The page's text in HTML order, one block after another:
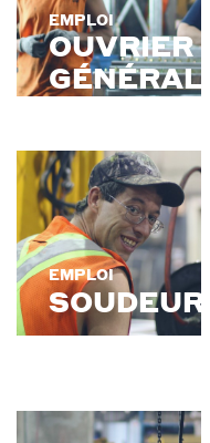
EMPLOI
OUVRIER
GÉNÉRAL
EMPLOI
EMPLOI
SOUDEURS
EMPLOI